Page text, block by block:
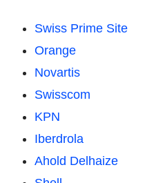
Swiss Prime Site
Orange
Novartis
Swisscom
KPN
Iberdrola
Ahold Delhaize